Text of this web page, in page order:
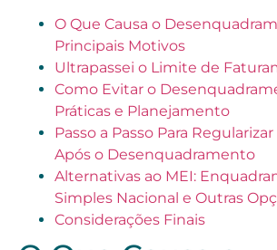
O Que Causa o
Principais Motivos
Ultrapassei o Limite de
Como Evitar o
Práticas e Planejamento
Passo a Passo Para
Após o Desenquadramento
Alternativas ao MEI:
Simples Nacional e Outras
Considerações Finais